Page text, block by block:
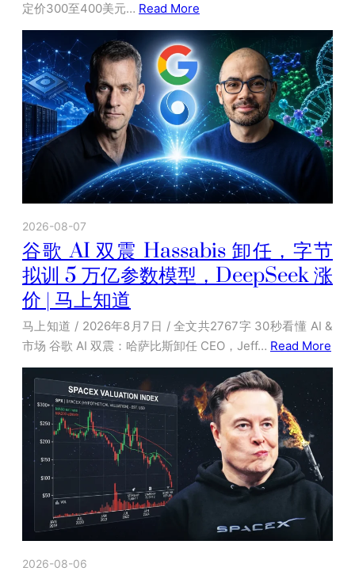
定价300至400美元… Read More
2026-08-07
谷歌 AI 双震 Hassabis 卸任，字节
拟训 5 万亿参数模型，DeepSeek 涨
价 | 马上知道
马上知道 / 2026年8月7日 / 全文共2767字 30秒看懂 AI &
市场 谷歌 AI 双震：哈萨比斯卸任 CEO，Jeff… Read More
2026-08-06